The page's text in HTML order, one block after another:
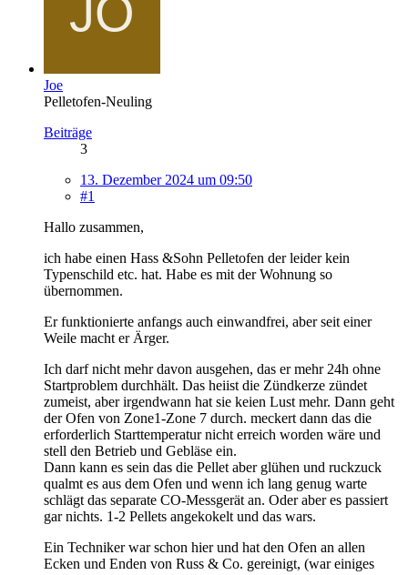
Joe
Pelletofen-Neuling
Beiträge
3
13. Dezember 2024 um 09:50
#1
Hallo zusammen,
ich habe einen Hass &Sohn Pelletofen der leider kein
Typenschild etc. hat. Habe es mit der Wohnung so
übernommen.
Er funktionierte anfangs auch einwandfrei, aber seit einer
Weile macht er Ärger.
Ich darf nicht mehr davon ausgehen, das er mehr 24h ohne
Startproblem durchhält. Das heiist die Zündkerze zündet
zumeist, aber irgendwann hat sie keien Lust mehr. Dann geht
der Ofen von Zone1-Zone 7 durch. meckert dann das die
erforderlich Starttemperatur nicht erreich worden wäre und
stell den Betrieb und Gebläse ein.
Dann kann es sein das die Pellet aber glühen und ruckzuck
qualmt es aus dem Ofen und wenn ich lang genug warte
schlägt das separate CO-Messgerät an. Oder aber es passiert
gar nichts. 1-2 Pellets angekokelt und das wars.
Ein Techniker war schon hier und hat den Ofen an allen
Ecken und Enden von Russ & Co. gereinigt, (war einiges